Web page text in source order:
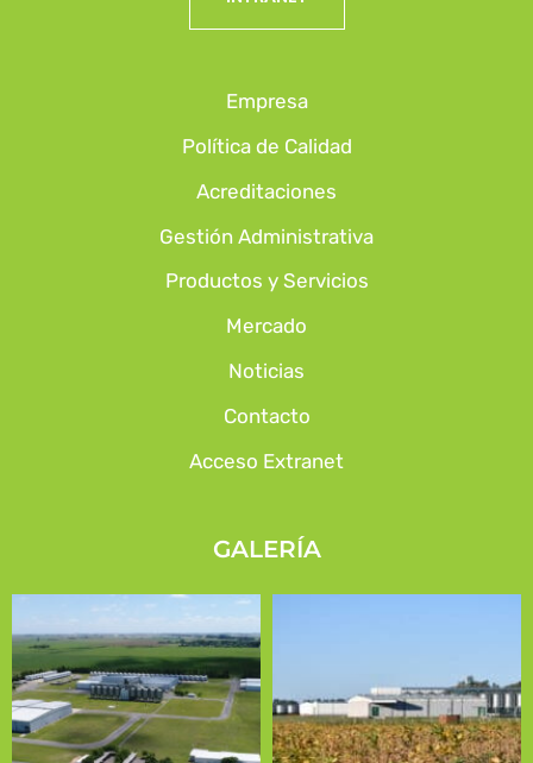
Empresa
Política de Calidad
Acreditaciones
Gestión Administrativa
Productos y Servicios
Mercado
Noticias
Contacto
Acceso Extranet
GALERÍA